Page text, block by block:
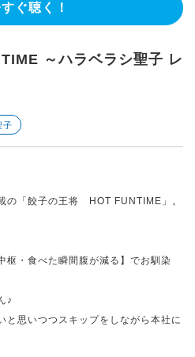
ぐ聴く！
～ハラベラシ聖子 レ
子
の「餃子の王将 HOT FUNTIME」。
枢・食べた瞬間腹が減る】でお馴染
♪
と思いつつスキップをしながら本社に